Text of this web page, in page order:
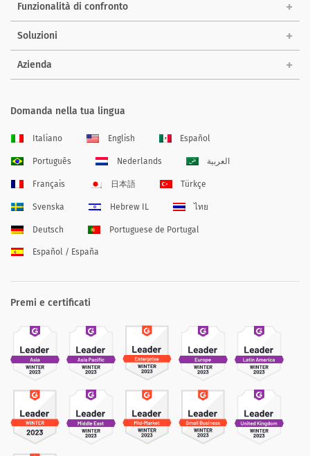
Funzionalità di confronto
Soluzioni
Azienda
Domanda nella tua lingua
Italiano English Español
Português Nederlands العربية
Français 日本語 Türkçe
Svenska Hebrew IL ไทย
Deutsch Portuguese de Portugal
Español / España
Premi e certificati